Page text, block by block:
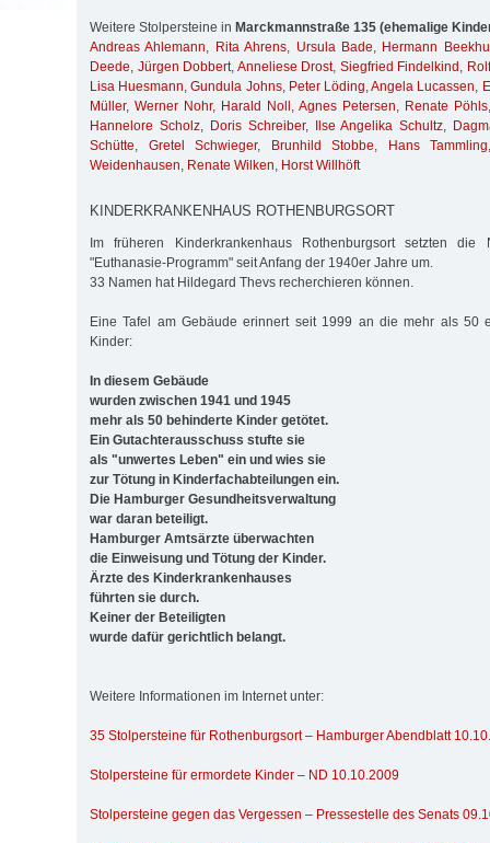
Weitere Stolpersteine in Marckmannstraße 135 (ehemalige
Andreas Ahlemann, Rita Ahrens, Ursula Bade, Hermann
Deede, Jürgen Dobbert, Anneliese Drost, Siegfried Findelkind ,
Lisa Huesmann,Gundula Johns, Peter Löding,Angela Lucassen,
Müller, Werner Nohr, Harald Noll , Agnes Petersen, Renate Pöhls
Hannelore Scholz, Doris Schreiber, Ilse Angelika Schultz,
Schütte, Gretel Schwieger, Brunhild Stobbe, Hans Tammling
Weidenhausen, Renate Wilken, Horst Willhöft
KINDERKRANKENHAUS ROTHENBURGSORT
Im früheren Kinderkrankenhaus Rothenburgsort setzten die
"Euthanasie-Programm" seit Anfang der 1940er Jahre um.
33 Namen hat Hildegard Thevs recherchieren können.
Eine Tafel am Gebäude erinnert seit 1999 an die mehr als 50
Kinder:
In diesem Gebäude
wurden zwischen 1941 und 1945
mehr als 50 behinderte Kinder getötet.
Ein Gutachterausschuss stufte sie
als "unwertes Leben" ein und wies sie
zur Tötung in Kinderfachabteilungen ein.
Die Hamburger Gesundheitsverwaltung
war daran beteiligt.
Hamburger Amtsärzte überwachten
die Einweisung und Tötung der Kinder.
Ärzte des Kinderkrankenhauses
führten sie durch.
Keiner der Beteiligten
wurde dafür gerichtlich belangt.
Weitere Informationen im Internet unter:
35 Stolpersteine für Rothenburgsort – Hamburger Abendblatt
Stolpersteine für ermordete Kinder – ND 10.10.2009
Stolpersteine gegen das Vergessen – Pressestelle des Senats